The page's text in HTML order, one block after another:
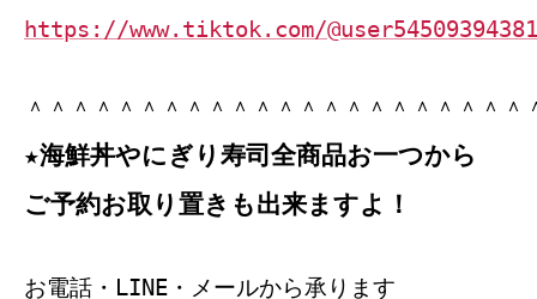
https://www.tiktok.com/
＾＾＾＾＾＾＾＾＾＾＾＾＾＾＾＾＾＾＾＾＾
★海鮮丼やにぎり寿司全商品お一つから
ご予約お取り置きも出来ますよ！
お電話・LINE・メールから承ります